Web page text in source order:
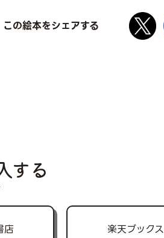
この絵本をシェアする
する
店 楽天ブックス